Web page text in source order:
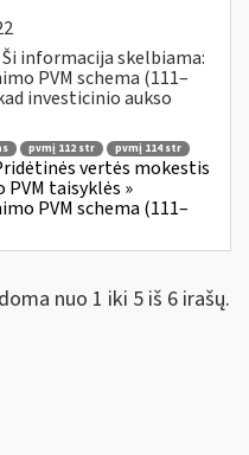
informacija skelbiama:
PVM schema (111–
investicinio aukso
pvmį 112 str pvmį 114 str
vertės mokestis
taisyklės »
PVM schema (111–
nuo 1 iki 5 iš 6 irašų.